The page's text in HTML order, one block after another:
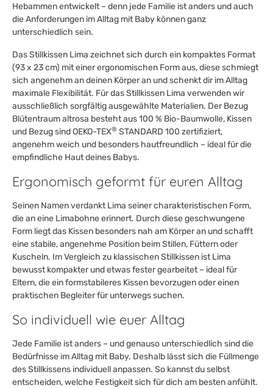
Hebammen entwickelt – denn jede Familie ist anders und auch
die Anforderungen im Alltag mit Baby können ganz
unterschiedlich sein.
Das Stillkissen Lima zeichnet sich durch ein kompaktes Format
(93 x 23 cm) mit einer ergonomischen Form aus, diese schmiegt
sich angenehm an deinen Körper an und schenkt dir im Alltag
maximale Flexibilität. Für das Stillkissen Lima verwenden wir
ausschließlich sorgfältig ausgewählte Materialien. Der Bezug
Blütentraum altrosa besteht aus 100 % Bio-Baumwolle, Kissen
und Bezug sind OEKO-TEX® STANDARD 100 zertifiziert,
angenehm weich und besonders hautfreundlich – ideal für die
empfindliche Haut deines Babys.
Ergonomisch geformt für euren Alltag
Seinen Namen verdankt Lima seiner charakteristischen Form,
die an eine Limabohne erinnert. Durch diese geschwungene
Form liegt das Kissen besonders nah am Körper an und schafft
eine stabile, angenehme Position beim Stillen, Füttern oder
Kuscheln. Im Vergleich zu klassischen Stillkissen ist Lima
bewusst kompakter und etwas fester gearbeitet – ideal für
Eltern, die ein formstabileres Kissen bevorzugen oder einen
praktischen Begleiter für unterwegs suchen.
So individuell wie euer Alltag
Jede Familie ist anders – und genauso unterschiedlich sind die
Bedürfnisse im Alltag mit Baby. Deshalb lässt sich die Füllmenge
des Stillkissens individuell anpassen. So kannst du selbst
entscheiden, welche Festigkeit sich für dich am besten anfühlt.